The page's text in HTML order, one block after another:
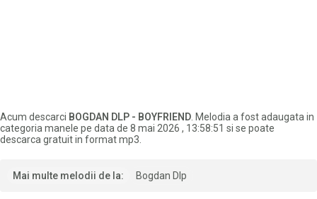
Acum descarci BOGDAN DLP - BOYFRIEND . Melodia a fost adaugata in
categoria manele pe data de 8 mai 2026 , 13:58:51 si se poate
descarca gratuit in format mp3.
Mai multe melodii de la: Bogdan Dlp